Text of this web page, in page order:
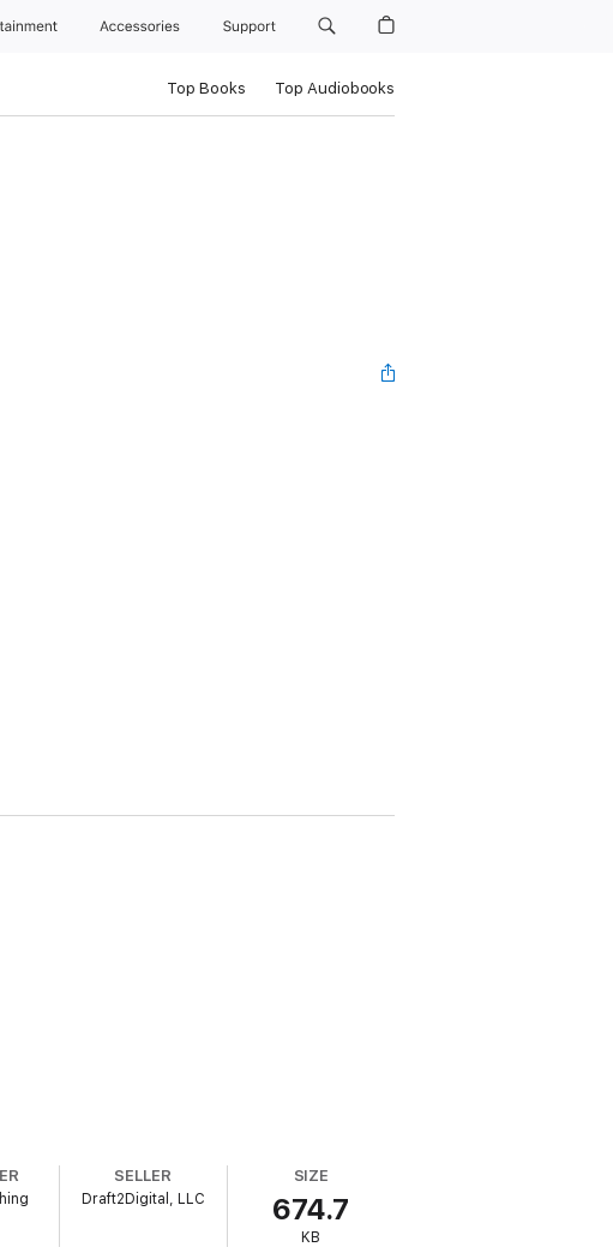
Accessories Support
Top Books Top Audiobooks
SELLER
Draft2Digital, LLC
SIZE
674.7
KB